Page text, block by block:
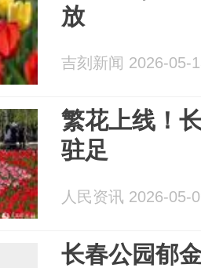
放
吉刻新闻 2026-05-
繁花上线！
驻足
人民资讯 2026-05-
长春公园郁